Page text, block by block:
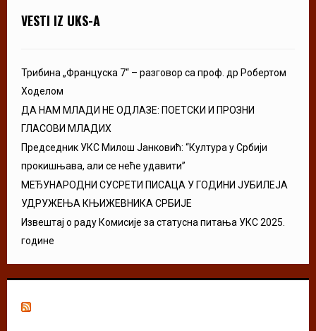
VESTI IZ UKS-A
Трибина „Француска 7“ – разговор са проф. др Робертом
Ходелом
ДА НАМ МЛАДИ НЕ ОДЛАЗЕ: ПОЕТСКИ И ПРОЗНИ
ГЛАСОВИ МЛАДИХ
Председник УКС Милош Јанковић: “Култура у Србији
прокишњава, али се неће удавити”
МЕЂУНАРОДНИ СУСРЕТИ ПИСАЦА У ГОДИНИ ЈУБИЛЕЈА
УДРУЖЕЊА КЊИЖЕВНИКА СРБИЈЕ
Извештај о раду Комисије за статусна питања УКС 2025.
године